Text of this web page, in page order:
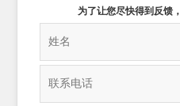
为了让您尽快得到反馈